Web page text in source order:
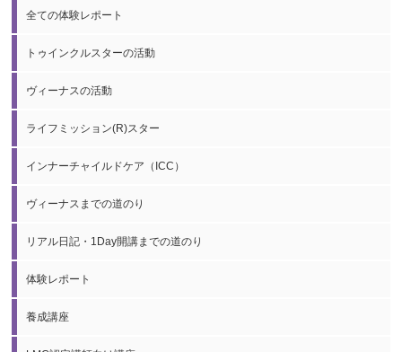
全ての体験レポート
トゥインクルスターの活動
ヴィーナスの活動
ライフミッション(R)スター
インナーチャイルドケア（ICC）
ヴィーナスまでの道のり
リアル日記・1Day開講までの道のり
体験レポート
養成講座